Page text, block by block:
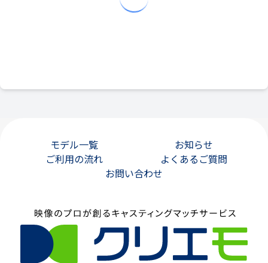
モデル一覧
お知らせ
ご利用の流れ
よくあるご質問
お問い合わせ